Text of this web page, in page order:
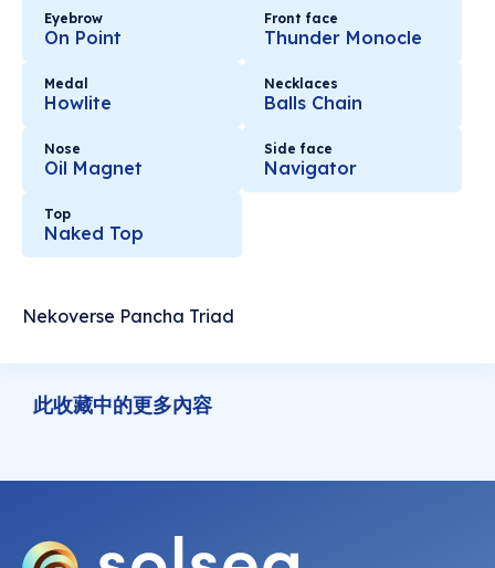
Eyebrow
On Point
Front face
Thunder Monocle
Medal
Howlite
Necklaces
Balls Chain
Nose
Oil Magnet
Side face
Navigator
Top
Naked Top
Nekoverse Pancha Triad
此收藏中的更多內容